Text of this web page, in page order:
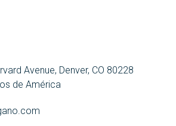
Avenue, Denver, CO 80228
de América